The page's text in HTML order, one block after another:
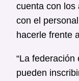
cuenta con los
con el
hacerle frente
“La
pueden